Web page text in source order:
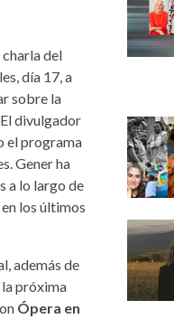
del
día 17, a
sobre la
divulgador
el programa
Gener ha
a lo largo de
los últimos
además de
próxima
Ópera en